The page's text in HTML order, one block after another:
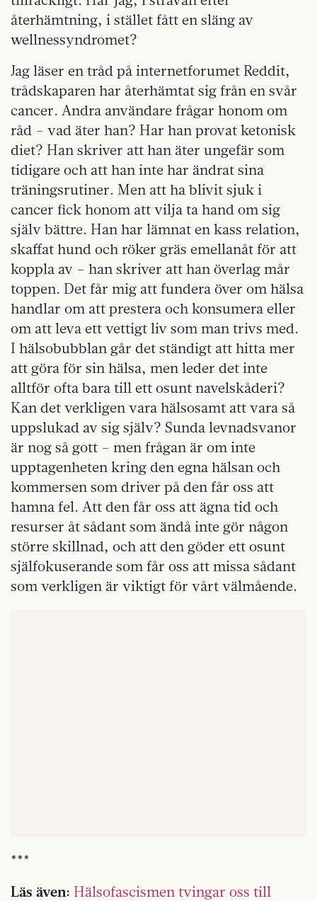
återhämtning, i stället fått en släng av
wellnessyndromet?
Jag läser en tråd på internetforumet Reddit,
trådskaparen har återhämtat sig från en svår
cancer. Andra användare frågar honom om
råd – vad äter han? Har han provat ketonisk
diet? Han skriver att han äter ungefär som
tidigare och att han inte har ändrat sina
träningsrutiner. Men att ha blivit sjuk i
cancer fick honom att vilja ta hand om sig
själv bättre. Han har lämnat en kass relation,
skaffat hund och röker gräs emellanåt för att
koppla av – han skriver att han överlag mår
toppen. Det får mig att fundera över om hälsa
handlar om att prestera och konsumera eller
om att leva ett vettigt liv som man trivs med.
I hälsobubblan går det ständigt att hitta mer
att göra för sin hälsa, men leder det inte
alltför ofta bara till ett osunt navelskåderi?
Kan det verkligen vara hälsosamt att vara så
uppslukad av sig själv? Sunda levnadsvanor
är nog så gott – men frågan är om inte
upptagenheten kring den egna hälsan och
kommersen som driver på den får oss att
hamna fel. Att den får oss att ägna tid och
resurser åt sådant som ändå inte gör någon
större skillnad, och att den göder ett osunt
själfokuserande som får oss att missa sådant
som verkligen är viktigt för vårt välmående.
***
Läs även: Hälsofascismen tvingar oss till